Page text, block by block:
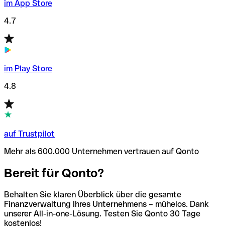
im App Store
4.7
im Play Store
4.8
auf Trustpilot
Mehr als 600.000 Unternehmen vertrauen auf Qonto
Bereit für Qonto?
Behalten Sie klaren Überblick über die gesamte
Finanzverwaltung Ihres Unternehmens – mühelos. Dank
unserer All-in-one-Lösung. Testen Sie Qonto 30 Tage
kostenlos!